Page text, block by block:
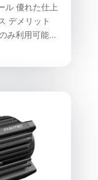
ル 優れた仕上
デメリット
み利用可能...